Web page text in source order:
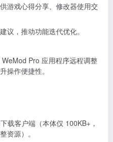
游戏心得分享、修改器使用交
议，推动功能迭代优化。
Pro 应用程序远程调整
操作便捷性。
载客户端（本体仅 100KB+，
资源）。